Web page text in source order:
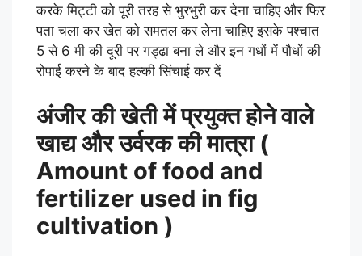
करके मिट्टी को पूरी तरह से भुरभुरी कर देना चाहिए और फिर
पता चला कर खेत को समतल कर लेना चाहिए इसके पश्चात
5 से 6 मी की दूरी पर गड्ढा बना ले और इन गधों में पौधों की
रोपाई करने के बाद हल्की सिंचाई कर दें
अंजीर की खेती में प्रयुक्त होने वाले
खाद्य और उर्वरक की मात्रा (
Amount of food and
fertilizer used in fig
cultivation )